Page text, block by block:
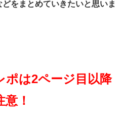
をまとめていきたいと思いま
ポは2ページ目以降
！